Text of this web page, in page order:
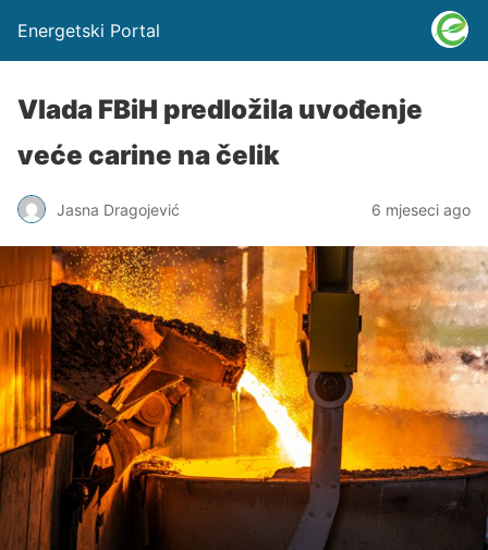
Energetski Portal
Vlada FBiH predložila uvođenje
veće carine na čelik
Jasna Dragojević 6 mjeseci ago